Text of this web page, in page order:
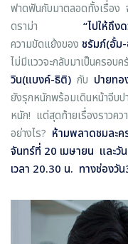
ฟาดฟันกับมาตลอดทั้งเรื่อง
ดราม่า “ไปให้ถึง
ความขัดแย้งของ ชรัมภ์(อั้ม
ไม่มีแววจะกลับมาเป็นครอบ
วิน(แบงค์-ธิติ) กับ ปายทอ
ยังรุกหนักพร้อมเดินหน้าจีบป
หนัก! แต่สุดท้ายเรื่องราวค
อย่างไร? ห้ามพลาดชมละค
จันทร์ที่ 20 เมษายน และวั
เวลา 20.30 น. ทางช่องวัน